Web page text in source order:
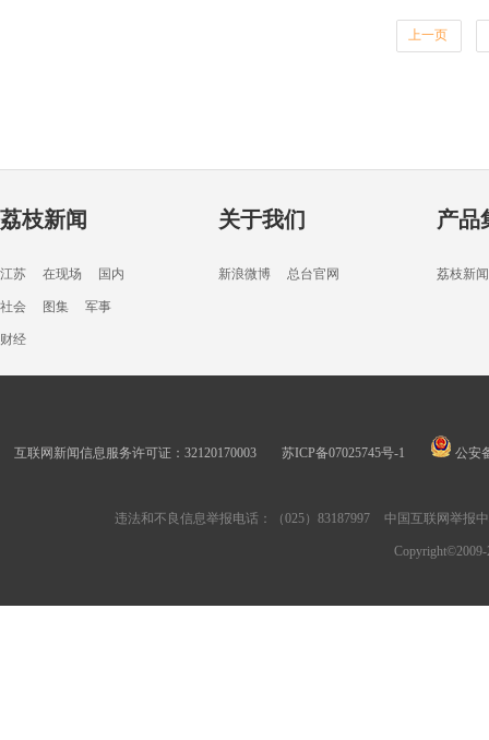
上一页
荔枝新闻
江苏 在现场 国内
社会 图集 军事
财经
关于我们
新浪微博 总台官网
产品
荔枝新闻
互联网新闻信息服务许可证：32120170003 苏ICP备07025745号-1 公安
违法和不良信息举报电话：（025）83187997 中国互联网举报